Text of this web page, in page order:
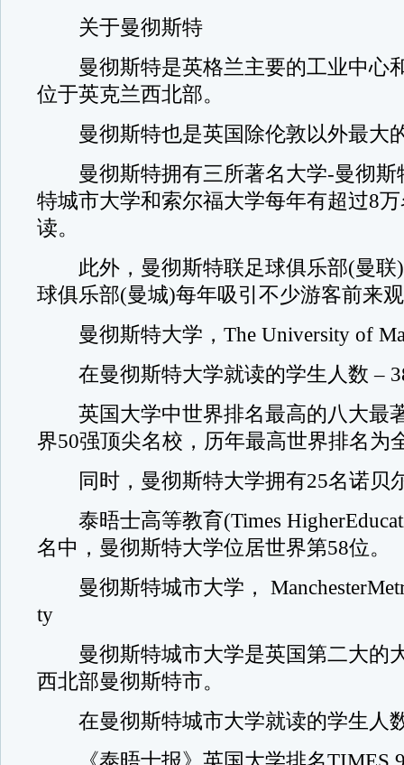
关于曼彻斯特
曼彻斯特是英格兰主要的工业中心
位于英克兰西北部。
曼彻斯特也是英国除伦敦以外最大
曼彻斯特拥有三所著名大学-曼彻斯
特城市大学和索尔福大学每年有超过8
读。
此外，曼彻斯特联足球俱乐部(曼联)
球俱乐部(曼城)每年吸引不少游客前来
曼彻斯特大学，The University of
在曼彻斯特大学就读的学生人数 –
英国大学中世界排名最高的八大最
界50强顶尖名校，历年最高世界排名为
同时，曼彻斯特大学拥有25名诺贝
泰晤士高等教育(Times
名中，曼彻斯特大学位居世界第58位。
曼彻斯特城市大学，
ty
曼彻斯特城市大学是英国第二大的
西北部曼彻斯特市。
在曼彻斯特城市大学就读的学生人